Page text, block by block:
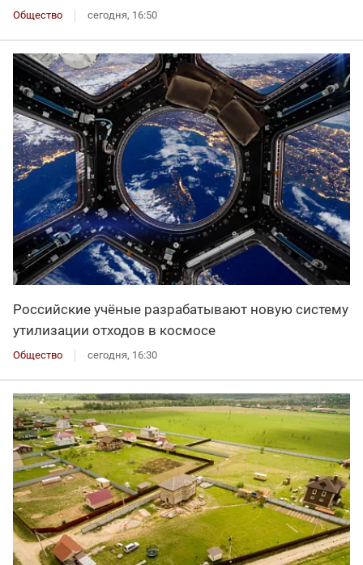
Общество сегодня, 16:50
Российские учёные разрабатывают новую систему
утилизации отходов в космосе
Общество сегодня, 16:30